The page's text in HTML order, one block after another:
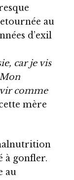
au
d’exil
car je vis
comme
mère
à gonfler.
au